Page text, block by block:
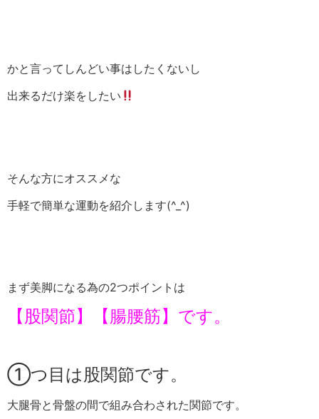
かと言ってしんどい事はしたくないし
出来るだけ楽をしたい
そんな方にオススメな
手軽で簡単な運動を紹介します(^_^)
まず美脚になる為の2つポイントは
【股関節】【腸腰筋】です。
①つ目は股関節です。
大腿骨と骨盤の間で組み合わされた関節です。